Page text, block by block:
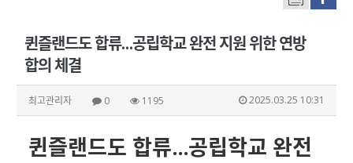
퀸즐랜드도 합류…공립학교 완전 지원 위한 연방
합의 체결
최고관리자 0 1195 2025.03.25 10:31
퀸즐랜드도 합류…공립학교 완전